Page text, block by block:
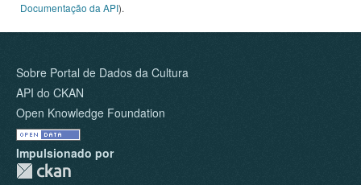
Documentação da API).
Sobre Portal de Dados da Cultura
API do CKAN
Open Knowledge Foundation
Impulsionado por